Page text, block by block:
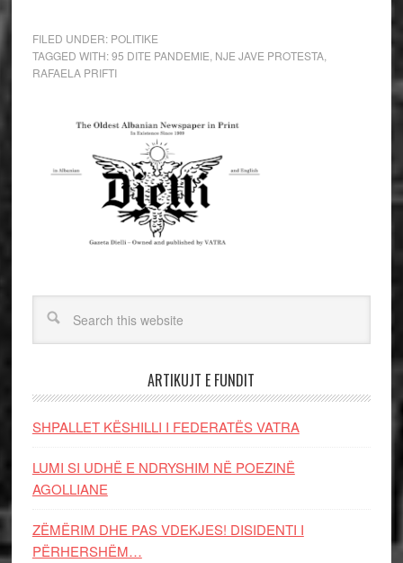
FILED UNDER: POLITIKE
TAGGED WITH:95 DITE PANDEMIE NJE JAVE PROTESTA,
RAFAELA PRIFTI
ARTIKUJT E FUNDIT
SHPALLET KËSHILLI I FEDERATËS VATRA
LUMI SI UDHË E NDRYSHIM NË POEZINË
AGOLLIANE
ZËMËRIM DHE PAS VDEKJES! DISIDENTI I
PËRHERSHËM…